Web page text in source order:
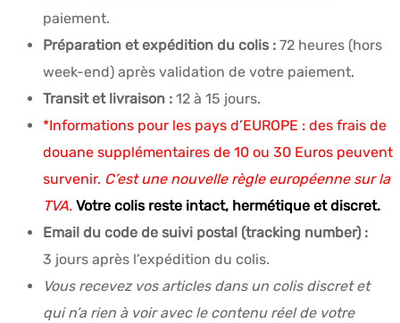
paiement.
Préparation et expédition du colis : 72 heures (hors
week-end) après validation de votre paiement.
Transit et livraison : 12 à 15 jours.
*Informations pour les pays d’EUROPE : des frais de
douane supplémentaires de 10 ou 30 Euros peuvent
survenir. C’est une nouvelle règle européenne sur la
TVA. Votre colis reste intact, hermétique et discret.
Email du code de suivi postal (tracking number) :
3 jours après l’expédition du colis.
Vous recevez vos articles dans un colis discret et
qui n’a rien à voir avec le contenu réel de votre